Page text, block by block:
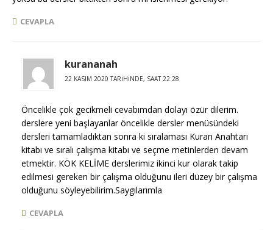
CEVAPLA
kurananah
22 KASIM 2020 TARIHINDE, SAAT 22:28
Öncelikle çok gecikmeli cevabımdan dolayı özür dilerim.
derslere yeni başlayanlar öncelikle dersler menüsündeki
dersleri tamamladıktan sonra ki sıralaması Kuran Anahtarı
kitabı ve sıralı çalışma kitabı ve seçme metinlerden devam
etmektir. KÖK KELİME derslerimiz ikinci kur olarak takip
edilmesi gereken bir çalışma olduğunu ileri düzey bir çalışma
olduğunu söyleyebilirim.Saygılarımla
CEVAPLA